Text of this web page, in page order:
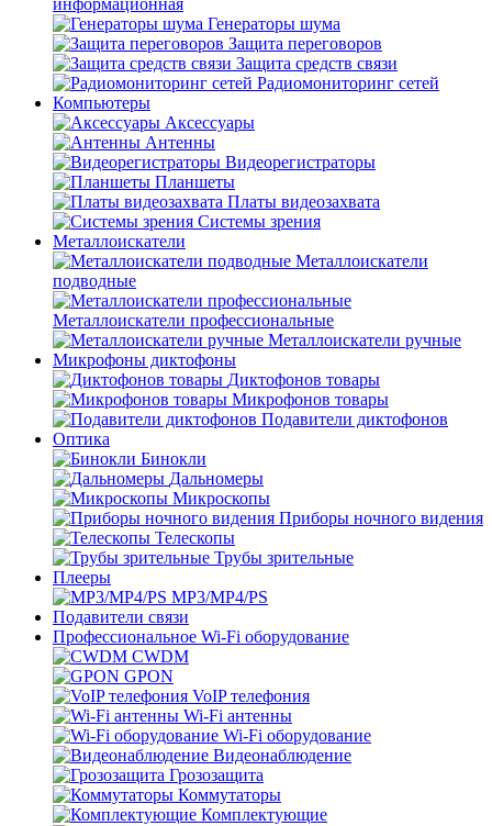
информационная
Генераторы шума
Защита переговоров
Защита средств связи
Радиомониторинг сетей
Компьютеры
Аксессуары
Антенны
Видеорегистраторы
Планшеты
Платы видеозахвата
Системы зрения
Металлоискатели
Металлоискатели
подводные
Металлоискатели профессиональные
Металлоискатели ручные
Микрофоны диктофоны
Диктофонов товары
Микрофонов товары
Подавители диктофонов
Оптика
Бинокли
Дальномеры
Микроскопы
Приборы ночного видения
Телескопы
Трубы зрительные
Плееры
MP3/MP4/PS
Подавители связи
Профессиональное Wi-Fi оборудование
CWDM
GPON
VoIP телефония
Wi-Fi антенны
Wi-Fi оборудование
Видеонаблюдение
Грозозащита
Коммутаторы
Комплектующие